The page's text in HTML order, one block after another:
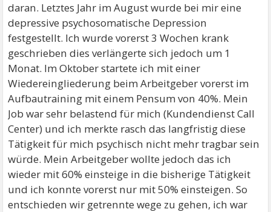
daran. Letztes Jahr im August wurde bei mir eine
depressive psychosomatische Depression
festgestellt. Ich wurde vorerst 3 Wochen krank
geschrieben dies verlängerte sich jedoch um 1
Monat. Im Oktober startete ich mit einer
Wiedereingliederung beim Arbeitgeber vorerst im
Aufbautraining mit einem Pensum von 40%. Mein
Job war sehr belastend für mich (Kundendienst Call
Center) und ich merkte rasch das langfristig diese
Tätigkeit für mich psychisch nicht mehr tragbar sein
würde. Mein Arbeitgeber wollte jedoch das ich
wieder mit 60% einsteige in die bisherige Tätigkeit
und ich konnte vorerst nur mit 50% einsteigen. So
entschieden wir getrennte wege zu gehen, ich war